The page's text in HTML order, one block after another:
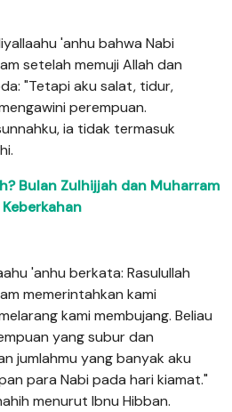
'anhu bahwa Nabi
setelah memuji Allah dan
"Tetapi aku salat, tidur,
perempuan.
ia tidak termasuk
Bulan Zulhijjah dan Muharram
'anhu berkata: Rasulullah
memerintahkan kami
kami membujang. Beliau
yang subur dan
jumlahmu yang banyak aku
para Nabi pada hari kiamat."
menurut Ibnu Hibban.